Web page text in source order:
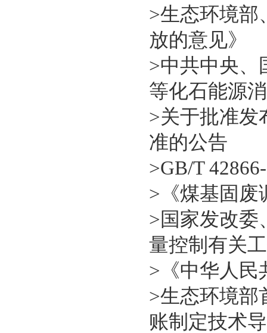
>生态环境部
放的意见》
>中共中央、
等化石能源
>关于批准发
准的公告
>GB/T
> 《煤基固
>国家发改
量控制有关
> 《中华人
>生态环境部
账制定技术